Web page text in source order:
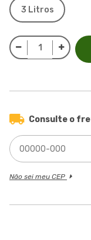
3 Litros
Consulte o
Não sei meu CEP